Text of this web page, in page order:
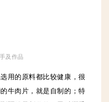
及作品
用的原料都比较健康，很
牛肉片，就是自制的；特